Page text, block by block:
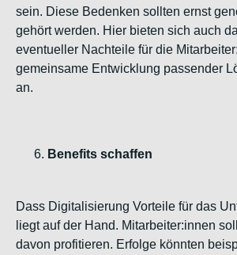
sein. Diese Bedenken sollten ernst
gehört werden. Hier bieten sich auch
eventueller Nachteile für die
gemeinsame Entwicklung passender
an.
Benefits schaffen
Dass Digitalisierung Vorteile für das
liegt auf der Hand. Mitarbeiter:innen
davon profitieren. Erfolge könnten